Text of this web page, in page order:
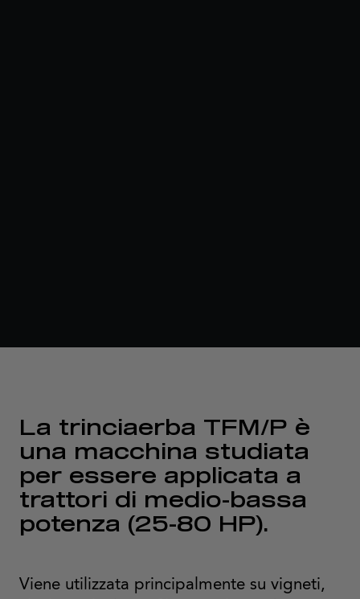
La trinciaerba TFM/P è
una macchina studiata
per essere applicata a
trattori di medio-bassa
potenza (25-80 HP).
Viene utilizzata principalmente su vigneti,